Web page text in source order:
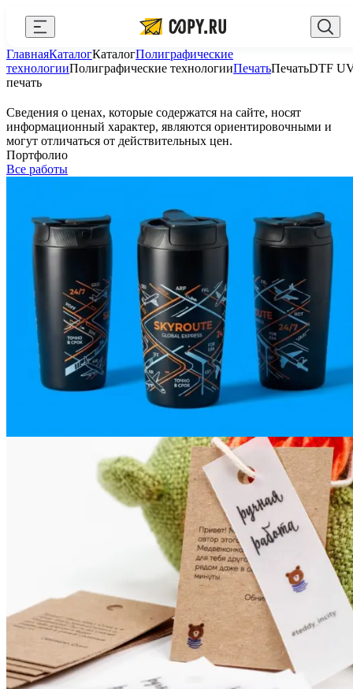
Выберите город
AI Copy.ru
API и интеграции
Сувениры с логотипом
Для бизнеса
Новости
Блог
Генератор QR-кодов
Публичная оферта
Клуб привилегий
Вакансии
Арендодателям
Закрыть
ГлавнаяКаталогКаталогПолиграфические
технологииПолиграфические технологииПечатьПечатьDTF
печать
Сведения о ценах, которые содержатся на сайте, носят
информационный характер, являются ориентировочными и
могут отличаться от действительных цен.
Портфолио
Все работы